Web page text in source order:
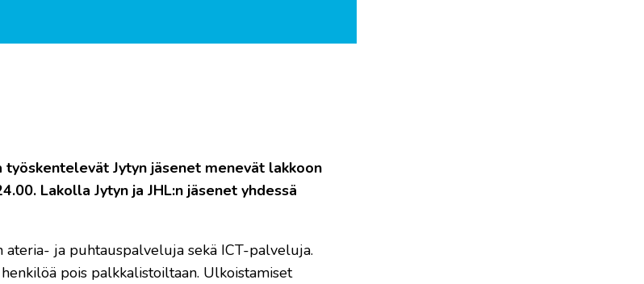
Jytyn jäsenet menevät lakkoon
Lakolla Jytyn ja JHL:n jäsenet yhdessä
ja puhtauspalveluja sekä ICT-palveluja.
pois palkkalistoiltaan. Ulkoistamiset